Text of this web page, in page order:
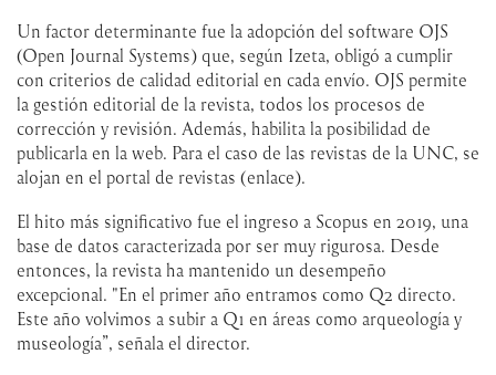
Un factor determinante fue la adopción del software OJS
(Open Journal Systems) que, según Izeta, obligó a cumplir
con criterios de calidad editorial en cada envío. OJS permite
la gestión editorial de la revista, todos los procesos de
corrección y revisión. Además, habilita la posibilidad de
publicarla en la web. Para el caso de las revistas de la UNC, se
alojan en el portal de revistas (enlace).
El hito más significativo fue el ingreso a Scopus en 2019, una
base de datos caracterizada por ser muy rigurosa. Desde
entonces, la revista ha mantenido un desempeño
excepcional. "En el primer año entramos como Q2 directo.
Este año volvimos a subir a Q1 en áreas como arqueología y
museología”, señala el director.